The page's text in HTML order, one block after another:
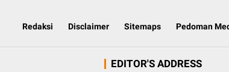
Redaksi Disclaimer Sitemaps Pedoman
EDITOR'S ADDRESS